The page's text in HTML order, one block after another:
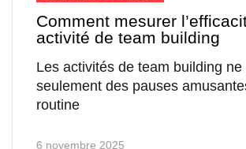
Comment mesurer
activité de team building
Les activités de team building
seulement des pauses
routine
6 novembre 2025